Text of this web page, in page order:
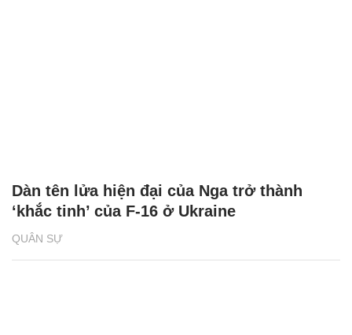
QUÂN SỰ
Dàn tên lửa hiện đại của Nga trở thành
‘khắc tinh’ của F-16 ở Ukraine